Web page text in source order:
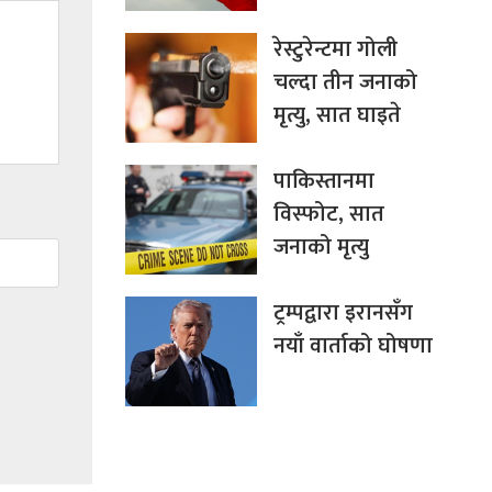
रेस्टुरेन्टमा गोली
चल्दा तीन जनाको
मृत्यु, सात घाइते
पाकिस्तानमा
विस्फोट, सात
जनाको मृत्यु
ट्रम्पद्वारा इरानसँग
नयाँ वार्ताको घोषणा